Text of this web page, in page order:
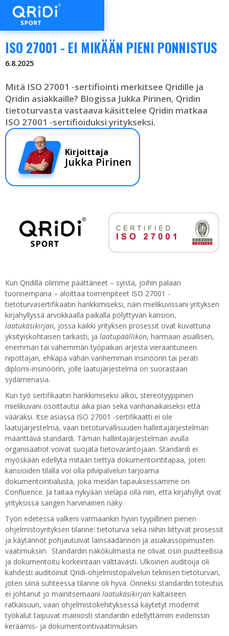
ISO 27001 - EI MIKÄÄN PIENI PONNISTUS
6.8.2025
Mitä ISO 27001 -sertifiointi merkitsee Qridille ja
Qridin asiakkaille? Blogissa Jukka Pirinen, Qridin
tietoturvasta vastaava käsittelee Qridin matkaa
ISO 27001 -sertifioiduksi yritykseksi.
Kirjoittaja
Jukka Pirinen
Kun Qridillä olimme päättäneet – syistä, joihin palaan
tuonnempana – aloittaa toimenpiteet ISO 27001 -
tietoturvasertifikaatin hankkimiseksi, näin mielikuvissani yrityksen
kirjahyllyssä arvokkaalla paikalla pölyttyvän kansion,
laatukäsikirjan, jossa kaikki yrityksen prosessit ovat kuvattuna
yksityiskohtaisen tarkasti, ja laatupäällikön, harmaan asiallisen,
enemmän tai vähemmän työpaikan arjesta vieraantuneen
nipottajan, ehkäpä vähän vanhemman insinöörin tai peräti
diplomi-insinöörin, jolle laatujärjestelmä on suorastaan
sydämenasia.
Kun työ sertifikaatin hankkimiseksi alkoi, stereotyyppinen
mielikuvani osoittautui aika pian sekä vanhanaikaiseksi että
vääräksi. Itse asiassa ISO 27001 -sertifikaatti ei ole
laatujärjestelmä, vaan tietoturvallisuuden hallintajärjestelmän
määrittävä standardi. Tämän hallintajärjestelmän avulla
organisaatiot voivat suojata tietovarantojaan. Standardi ei
myöskään edellytä mitään tiettyä dokumentointitapaa, joten
kansioiden tilalla voi olla pilvipalvelun tarjoama
dokumentointialusta, joka meidän tapauksessamme on
Confluence. Ja taitaa nykyään vieläpä olla niin, että kirjahyllyt ovat
yrityksissä sangen harvinainen näky.
Työn edetessä valkeni varmaankin hyvin tyypillinen pienen
ohjelmistoyrityksen tilanne: tietoturva sekä niihin liittyvät prosessit
ja käytännöt pohjautuivat lainsäädännön ja asiakassopimusten
vaatimuksiin. Standardin näkökulmasta ne olivat osin puutteellisia
ja dokumentoitu korkeintaan välttävästi. Ulkoinen auditoija oli
kahdesti auditoinut Qridi-ohjelmistopalvelun teknisen tietoturvan,
joten siinä suhteessa tilanne oli hyvä. Onneksi standardin toteutus
ei johtanut jo mainitsemaani laatukäsikirjan kaltaiseen
ratkaisuun, vaan ohjelmistokehityksessä käytetyt modernit
työkalut taipuvat mainiosti standardin edellyttämiin evidenssin
keräämis- ja dokumentointivaatimuksiin.